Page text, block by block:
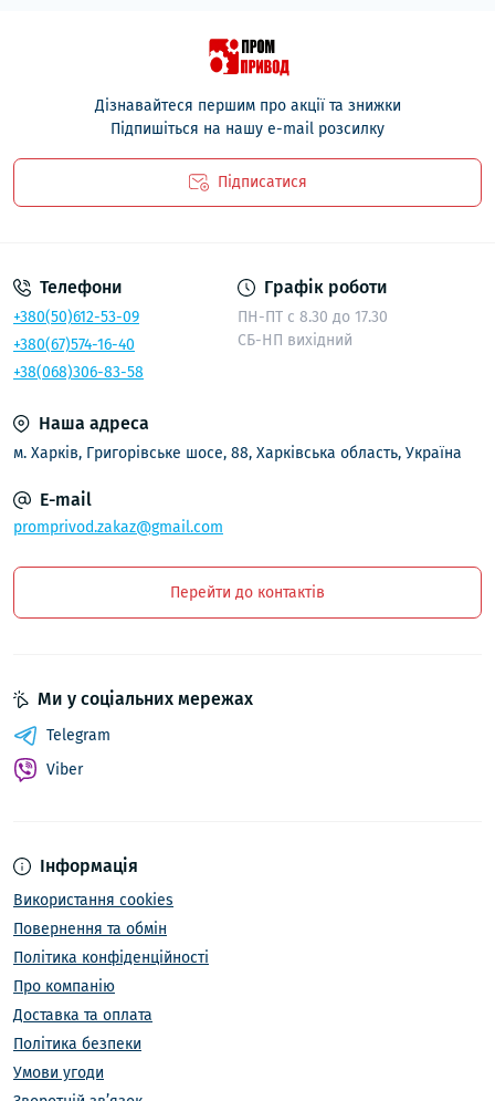
Дізнавайтеся першим про акції та знижки
Підпишіться на нашу e-mail розсилку
Підписатися
Телефони
+380(50)612-53-09
+380(67)574-16-40
+38(068)306-83-58
Графік роботи
ПН-ПТ с 8.30 до 17.30
СБ-НП вихідний
Наша адреса
м. Харків, Григорівське шосе, 88, Харківська область, Україна
E-mail
promprivod.zakaz@gmail.com
Перейти до контактів
Інформація
Використання cookies
Повернення та обмін
Політика конфіденційності
Про компанію
Доставка та оплата
Політика безпеки
Умови угоди
Ми у соціальних мережах
Telegram
Viber